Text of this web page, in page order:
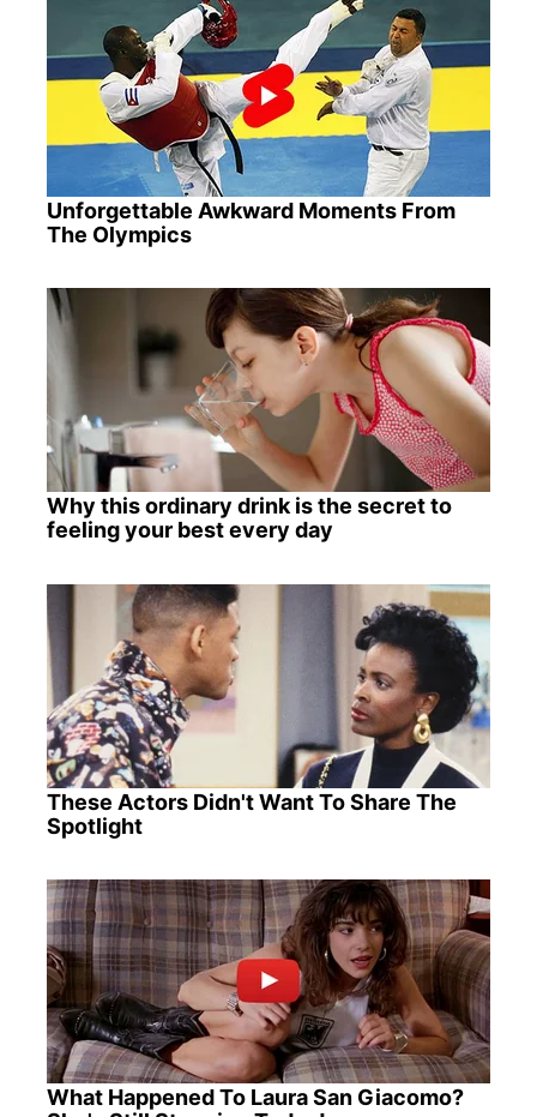
Unforgettable Awkward Moments From
The Olympics
Why this ordinary drink is the secret to
feeling your best every day
These Actors Didn't Want To Share The
Spotlight
What Happened To Laura San Giacomo?